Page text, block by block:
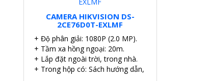
CAMERA HIKVISION DS-
2CE76D0T-EXLMF
+ Độ phân giải: 1080P (2.0 MP).
+ Tầm xa hồng ngoại: 20m.
+ Lắp đặt ngoài trời, trong nhà.
+ Trong hộp có: Sách hướng dẫn, Ốc vít tắc kê.